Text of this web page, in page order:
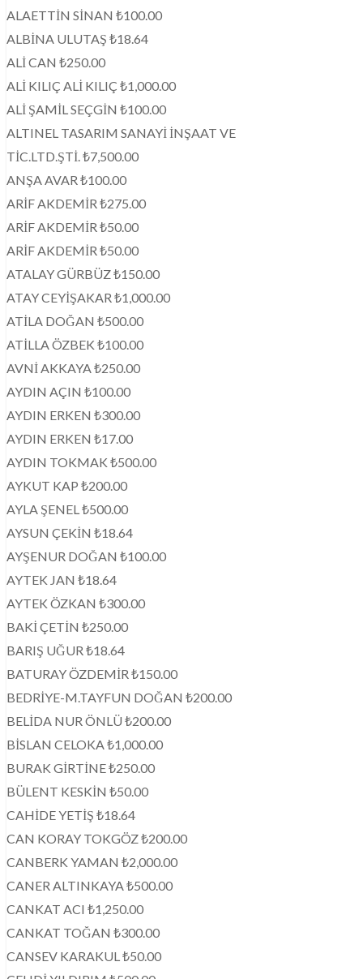
ALAETTİN SİNAN ₺100.00
ALBİNA ULUTAŞ ₺18.64
ALİ CAN ₺250.00
ALİ KILIÇ ALİ KILIÇ ₺1,000.00
ALİ ŞAMİL SEÇGİN ₺100.00
ALTINEL TASARIM SANAYİ İNŞAAT VE
TİC.LTD.ŞTİ. ₺7,500.00
ANŞA AVAR ₺100.00
ARİF AKDEMİR ₺275.00
ARİF AKDEMİR ₺50.00
ARİF AKDEMİR ₺50.00
ATALAY GÜRBÜZ ₺150.00
ATAY CEYİŞAKAR ₺1,000.00
ATİLA DOĞAN ₺500.00
ATİLLA ÖZBEK ₺100.00
AVNİ AKKAYA ₺250.00
AYDIN AÇIN ₺100.00
AYDIN ERKEN ₺300.00
AYDIN ERKEN ₺17.00
AYDIN TOKMAK ₺500.00
AYKUT KAP ₺200.00
AYLA ŞENEL ₺500.00
AYSUN ÇEKİN ₺18.64
AYŞENUR DOĞAN ₺100.00
AYTEK JAN ₺18.64
AYTEK ÖZKAN ₺300.00
BAKİ ÇETİN ₺250.00
BARIŞ UĞUR ₺18.64
BATURAY ÖZDEMİR ₺150.00
BEDRİYE-M.TAYFUN DOĞAN ₺200.00
BELİDA NUR ÖNLÜ ₺200.00
BİSLAN CELOKA ₺1,000.00
BURAK GİRTİNE ₺250.00
BÜLENT KESKİN ₺50.00
CAHİDE YETİŞ ₺18.64
CAN KORAY TOKGÖZ ₺200.00
CANBERK YAMAN ₺2,000.00
CANER ALTINKAYA ₺500.00
CANKAT ACI ₺1,250.00
CANKAT TOĞAN ₺300.00
CANSEV KARAKUL ₺50.00